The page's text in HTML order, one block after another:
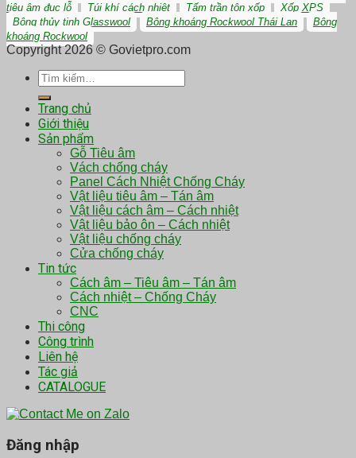
tiêu âm đục lỗ
Túi khí cách nhiệt Tấm trần tôn xốp
Xốp XPS
Bông thủy tinh Glasswool
Bông khoáng Rockwool Thái Lan
Bông
khoáng Rockwool
Copyright 2026 © Govietpro.com
Tìm
kiếm:
Trang chủ
Giới thiệu
Sản phẩm
Gỗ Tiêu âm
Vách chống cháy
Panel Cách Nhiệt Chống Cháy
Vật liệu tiêu âm – Tán âm
Vật liệu cách âm – Cách nhiệt
Vật liệu bảo ôn – Cách nhiệt
Vật liệu chống cháy
Cửa chống cháy
Tin tức
Cách âm – Tiêu âm – Tán âm
Cách nhiệt – Chống Cháy
CNC
Thi công
Công trình
Liên hệ
Tác giả
CATALOGUE
Đăng nhập